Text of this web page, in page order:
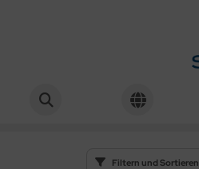
Filtern und Sortieren